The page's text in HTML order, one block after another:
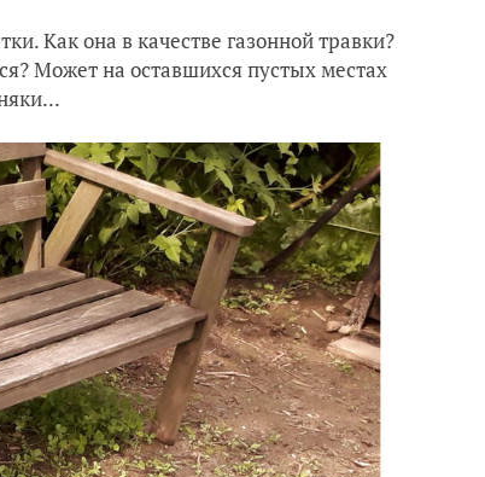
Как она в качестве газонной травки?
Может на оставшихся пустых местах